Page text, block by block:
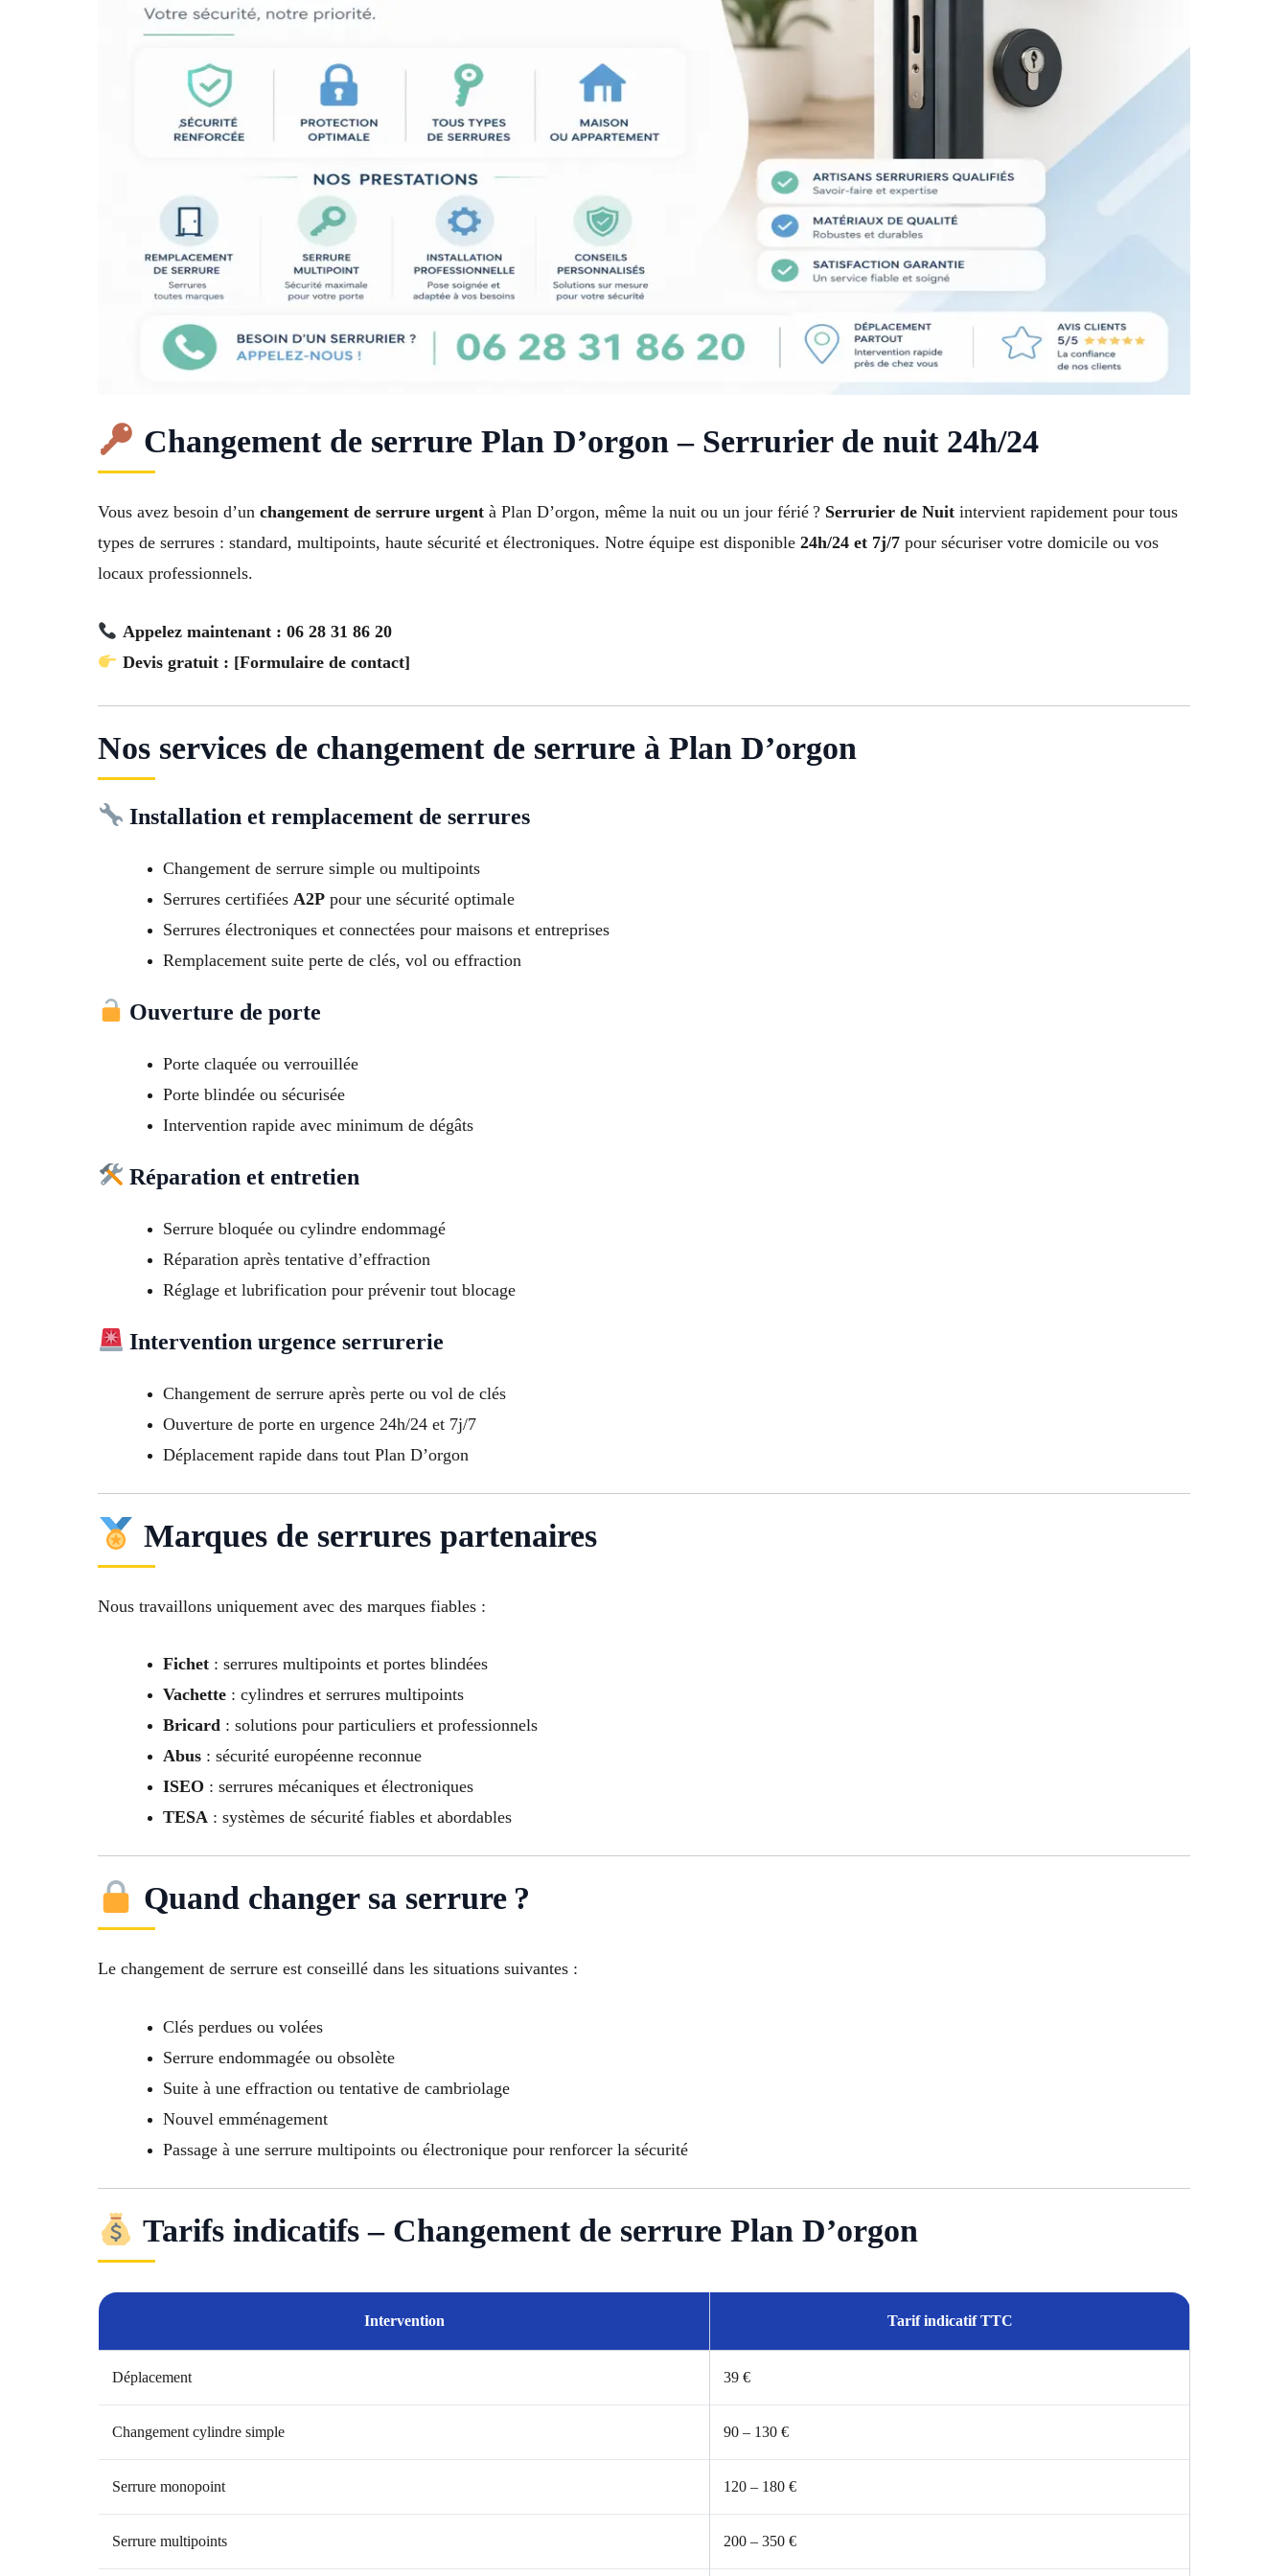
Changement de serrure Plan D’orgon – Serrurier de nuit 24h/24
Vous avez besoin d’un changement de serrure urgent à Plan D’orgon, même la nuit ou un jour férié ? Serrurier de Nuit intervient rapidement pour tous
types de serrures : standard, multipoints, haute sécurité et électroniques. Notre équipe est disponible 24h/24 et 7j/7 pour sécuriser votre domicile ou vos
locaux professionnels.
Appelez maintenant : 06 28 31 86 20
Devis gratuit : [Formulaire de contact]
Nos services de changement de serrure à Plan D’orgon
Installation et remplacement de serrures
Changement de serrure simple ou multipoints
Serrures certifiées A2P pour une sécurité optimale
Serrures électroniques et connectées pour maisons et entreprises
Remplacement suite perte de clés, vol ou effraction
Ouverture de porte
Porte claquée ou verrouillée
Porte blindée ou sécurisée
Intervention rapide avec minimum de dégâts
Réparation et entretien
Serrure bloquée ou cylindre endommagé
Réparation après tentative d’effraction
Réglage et lubrification pour prévenir tout blocage
Intervention urgence serrurerie
Changement de serrure après perte ou vol de clés
Ouverture de porte en urgence 24h/24 et 7j/7
Déplacement rapide dans tout Plan D’orgon
Marques de serrures partenaires
Nous travaillons uniquement avec des marques fiables :
Fichet : serrures multipoints et portes blindées
Vachette : cylindres et serrures multipoints
Bricard : solutions pour particuliers et professionnels
Abus : sécurité européenne reconnue
ISEO : serrures mécaniques et électroniques
TESA : systèmes de sécurité fiables et abordables
Quand changer sa serrure ?
Le changement de serrure est conseillé dans les situations suivantes :
Clés perdues ou volées
Serrure endommagée ou obsolète
Suite à une effraction ou tentative de cambriolage
Nouvel emménagement
Passage à une serrure multipoints ou électronique pour renforcer la sécurité
Tarifs indicatifs – Changement de serrure Plan D’orgon
Intervention Tarif indicatif TTC
Déplacement 39 €
Changement cylindre simple 90 – 130 €
Serrure monopoint 120 – 180 €
Serrure multipoints 200 – 350 €